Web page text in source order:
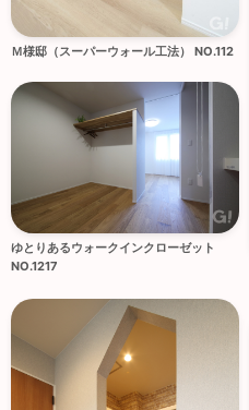
Ｍ様邸（スーパーウォール工法） NO.112
ゆとりあるウォークインクローゼット
NO.1217